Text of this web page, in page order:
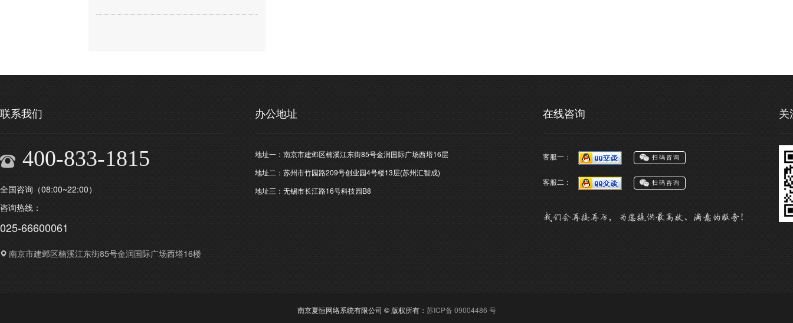
联系我们
400-833-1815
全国咨询（08:00~22:00）
咨询热线：
025-66600061
南京市建邺区楠溪江东街85号金润国际广场西塔16楼
办公地址
地址一：南京市建邺区楠溪江东街85号金润国际广场西塔16层
地址二：苏州市竹园路209号创业园4号楼13层(苏州汇智成)
地址三：无锡市长江路16号科技园B8
在线咨询
客服一： 扫码咨询
客服二： 扫码咨询
关
南京夏恒网络系统有限公司 © 版权所有： 苏ICP备 09004486 号